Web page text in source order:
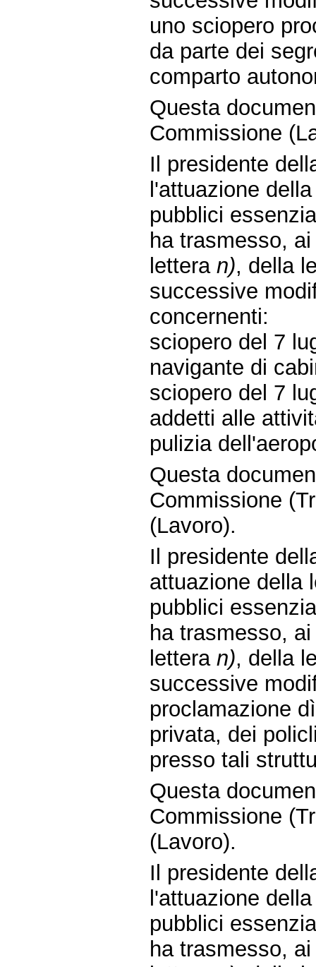
uno sciopero
da parte dei
comparto
Questa
Commissione
Il presidente
l'attuazione
pubblici
ha trasmesso,
letteran), della
successive
concernenti:
sciopero del 7
navigante di
sciopero del 7
addetti alle
pulizia
Questa
Commissione
(Lavoro).
Il presidente
attuazione della
pubblici
ha trasmesso,
letteran), della
successive
proclamazione
privata, dei
presso tali
Questa
Commissione
(Lavoro).
Il presidente
l'attuazione
pubblici
ha trasmesso,